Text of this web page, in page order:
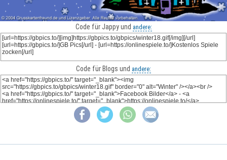
Code für Jappy und andere:
Code für Blogs und andere: